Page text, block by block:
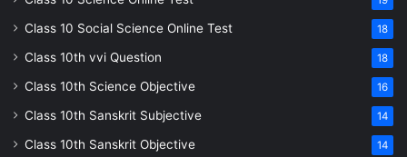
Class 10 Social Science Online Test 18
Class 10th vvi Question 18
Class 10th Science Objective 16
Class 10th Sanskrit Subjective 14
Class 10th Sanskrit Objective 14